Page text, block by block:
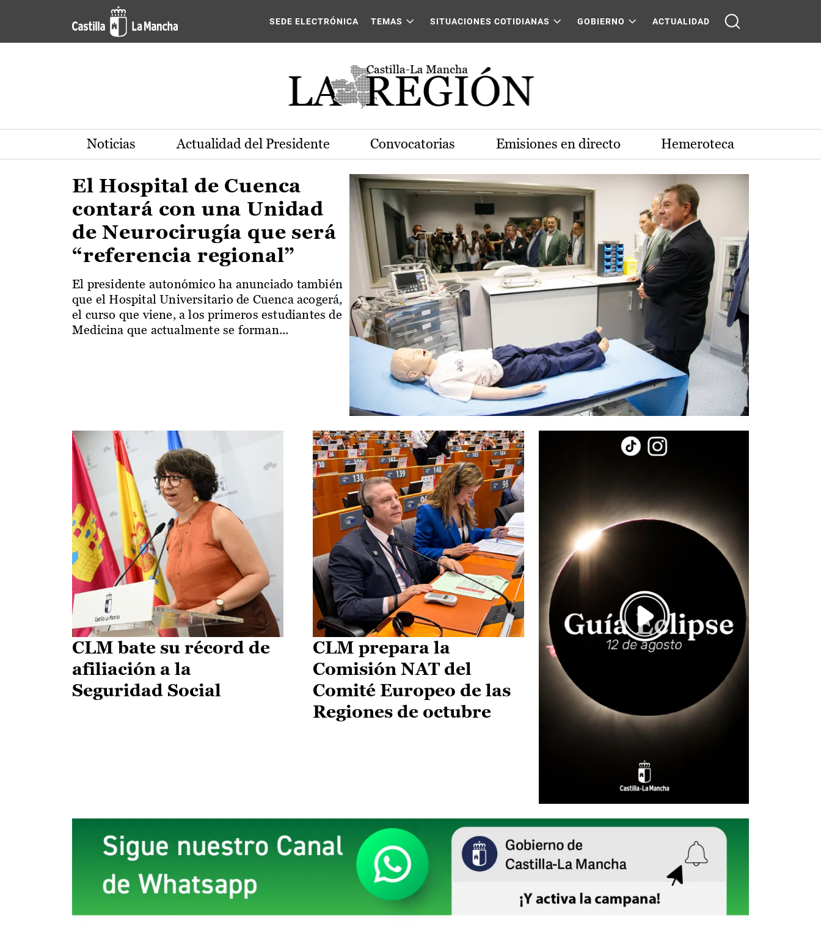
Pasar al contenido principal
Actualidad de la región de Castilla-La Mancha
SEDE ELECTRÓNICA TEMAS SITUACIONES COTIDIANAS GOBIERNO ACTUALIDAD
Noticias Actualidad del Presidente Convocatorias Emisiones en directo Hemeroteca
El Hospital de Cuenca
contará con una Unidad
de Neurocirugía que será
“referencia regional”
El presidente autonómico ha anunciado también
que el Hospital Universitario de Cuenca acogerá,
el curso que viene, a los primeros estudiantes de
Medicina que actualmente se forman...
CLM bate su récord de
afiliación a la
Seguridad Social
CLM prepara la
Comisión NAT del
Comité Europeo de las
Regiones de octubre